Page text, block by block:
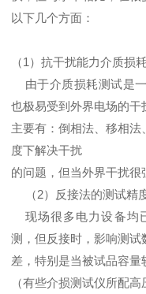
以下几个方面：
（1）抗干扰能力介质损耗
由于介质损耗测试是
也极易受到外界电场的
主要有：倒相法、移相
度下解决干扰
的问题，但当外界干扰很
（2）反接法的测试精
现场很多电力设备均
测，但反接时，影响测
差，特别是当被试品容
（有些介损测试仪所配